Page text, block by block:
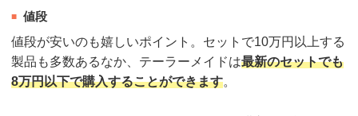
値段
値段が安いのも嬉しいポイント。セットで10万円以上する
製品も多数あるなか、テーラーメイドは最新のセットでも
8万円以下で購入することができます。